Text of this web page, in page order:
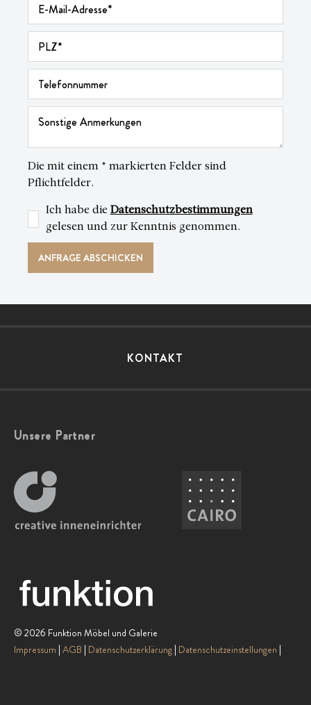
Die mit einem * markierten Felder sind
Pflichtfelder.
Ich habe die Datenschutzbestimmungen
gelesen und zur Kenntnis genommen.
KONTAKT
Unsere Partner
© 2026 Funktion Möbel und Galerie
Impressum AGB Datenschutzerklärung Datenschutzeinstellungen